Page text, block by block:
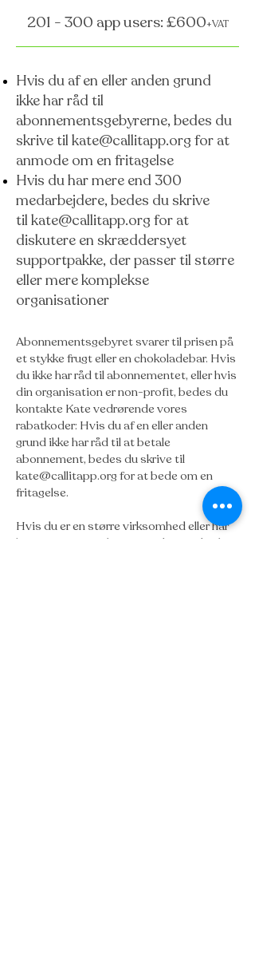
201 - 300 app users: £600+VAT
Hvis du af en eller anden grund
ikke har råd til
abonnementsgebyrerne, bedes du
skrive til kate@callitapp.org for at
anmode om en fritagelse
Hvis du har mere end 300
medarbejdere, bedes du skrive
til kate@callitapp.org for at
diskutere en skræddersyet
supportpakke, der passer til større
eller mere komplekse
organisationer
Abonnementsgebyret svarer til prisen på
et stykke frugt eller en chokoladebar. Hvis
du ikke har råd til abonnementet, eller hvis
din organisation er non-profit, bedes du
kontakte Kate vedrørende vores
rabatkoder: Hvis du af en eller anden
grund ikke har råd til at betale
abonnement, bedes du skrive til
kate@callitapp.org for at bede om en
fritagelse.
Hvis du er en større virksomhed eller har
brug for mere end fem projekt-QR-koder,